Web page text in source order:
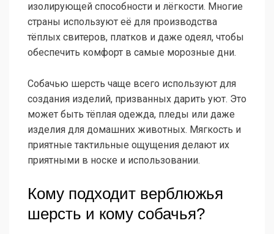
изолирующей способности и лёгкости. Многие
страны используют её для производства
тёплых свитеров, платков и даже одеял, чтобы
обеспечить комфорт в самые морозные дни.
Собачью шерсть чаще всего используют для
создания изделий, призванных дарить уют. Это
может быть тёплая одежда, пледы или даже
изделия для домашних животных. Мягкость и
приятные тактильные ощущения делают их
приятными в носке и использовании.
Кому подходит верблюжья
шерсть и кому собачья?